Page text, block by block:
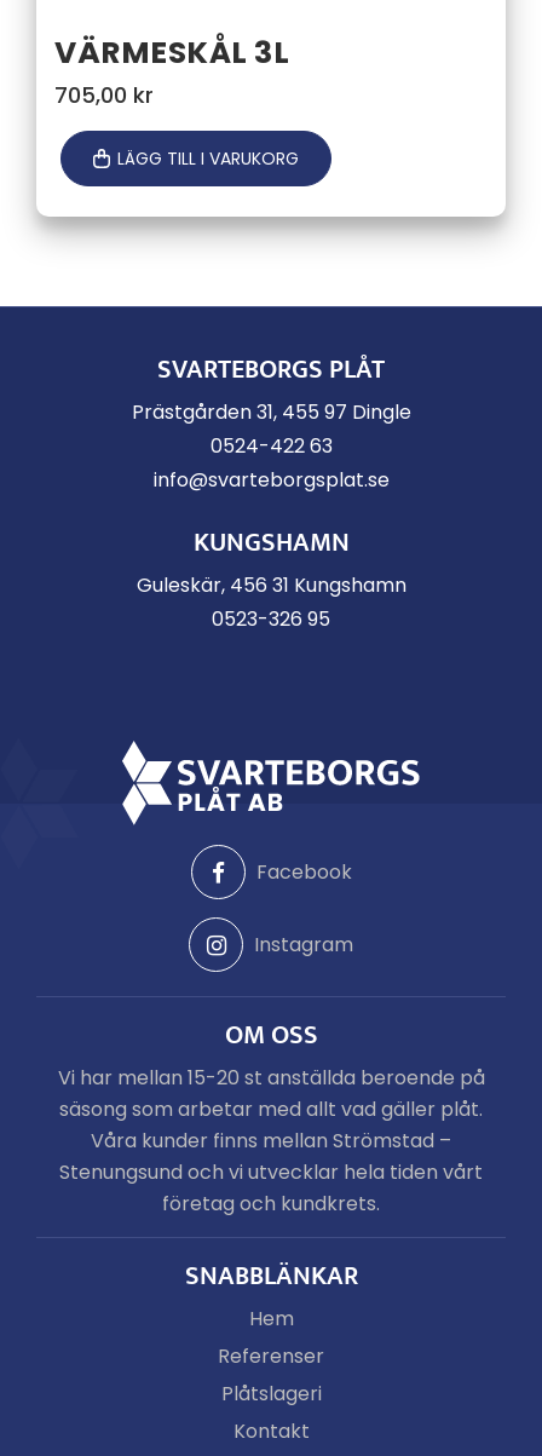
VÄRMESKÅL 3L
705,00 kr
LÄGG TILL I VARUKORG
SVARTEBORGS PLÅT
Prästgården 31, 455 97 Dingle
0524-422 63
info@svarteborgsplat.se
KUNGSHAMN
Guleskär, 456 31 Kungshamn
0523-326 95
Facebook
Instagram
OM OSS
Vi har mellan 15-20 st anställda beroende på
säsong som arbetar med allt vad gäller plåt.
Våra kunder finns mellan Strömstad –
Stenungsund och vi utvecklar hela tiden vårt
företag och kundkrets.
SNABBLÄNKAR
Hem
Referenser
Plåtslageri
Kontakt